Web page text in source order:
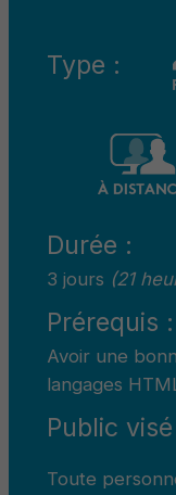
Type :
Durée :
3 jours (21
Prérequis :
Avoir une
langages
Public
Toute